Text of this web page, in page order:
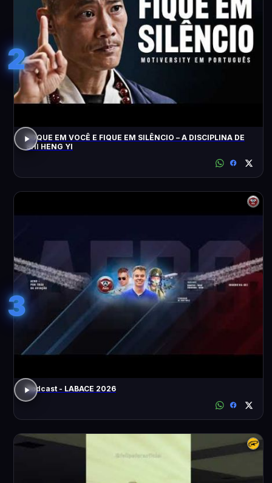
2
FOQUE EM VOCÊ E FIQUE EM SILÊNCIO – A DISCIPLINA DE
SHI HENG YI
3
Podcast - LABACE 2026